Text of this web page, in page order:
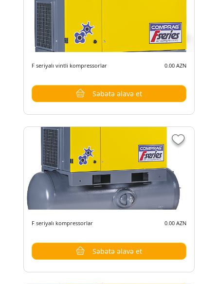
F seriyalı vintli kompressorlar 0.00 AZN
Səbətə əlavə et
F seriyalı kompressorlar 0.00 AZN
Səbətə əlavə et